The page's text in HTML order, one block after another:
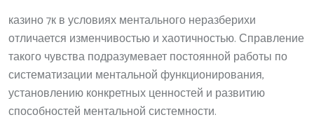
казино 7к в условиях ментального неразберихи
отличается изменчивостью и хаотичностью. Справление
такого чувства подразумевает постоянной работы по
систематизации ментальной функционирования,
установлению конкретных ценностей и развитию
способностей ментальной системности.